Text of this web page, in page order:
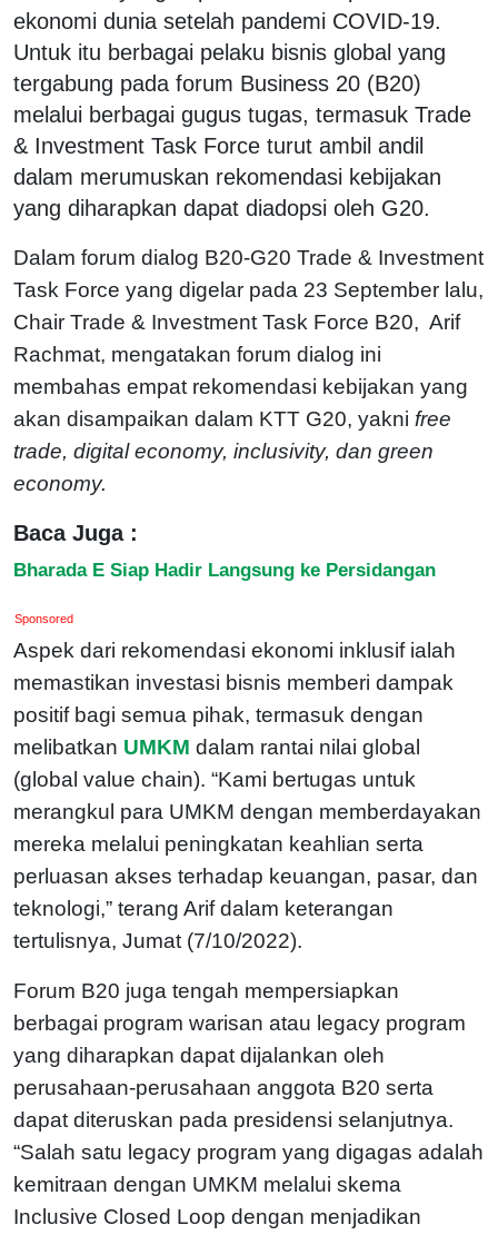
ekonomi dunia setelah pandemi COVID-19.
Untuk itu berbagai pelaku bisnis global yang
tergabung pada forum Business 20 (B20)
melalui berbagai gugus tugas, termasuk Trade
& Investment Task Force turut ambil andil
dalam merumuskan rekomendasi kebijakan
yang diharapkan dapat diadopsi oleh G20.
Dalam forum dialog B20-G20 Trade & Investment
Task Force yang digelar pada 23 September lalu,
Chair Trade & Investment Task Force B20, Arif
Rachmat, mengatakan forum dialog ini
membahas empat rekomendasi kebijakan yang
akan disampaikan dalam KTT G20, yakni free
trade, digital economy, inclusivity, dan green
economy.
Baca Juga :
Bharada E Siap Hadir Langsung ke Persidangan
Sponsored
Aspek dari rekomendasi ekonomi inklusif ialah
memastikan investasi bisnis memberi dampak
positif bagi semua pihak, termasuk dengan
melibatkan UMKM dalam rantai nilai global
(global value chain). “Kami bertugas untuk
merangkul para UMKM dengan memberdayakan
mereka melalui peningkatan keahlian serta
perluasan akses terhadap keuangan, pasar, dan
teknologi,” terang Arif dalam keterangan
tertulisnya, Jumat (7/10/2022).
Forum B20 juga tengah mempersiapkan
berbagai program warisan atau legacy program
yang diharapkan dapat dijalankan oleh
perusahaan-perusahaan anggota B20 serta
dapat diteruskan pada presidensi selanjutnya.
“Salah satu legacy program yang digagas adalah
kemitraan dengan UMKM melalui skema
Inclusive Closed Loop dengan menjadikan